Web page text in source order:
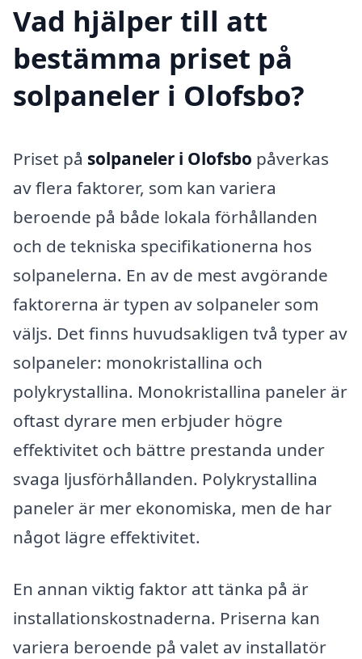
Vad hjälper till att
bestämma priset på
solpaneler i Olofsbo?
Priset på solpaneler i Olofsbo påverkas
av flera faktorer, som kan variera
beroende på både lokala förhållanden
och de tekniska specifikationerna hos
solpanelerna. En av de mest avgörande
faktorerna är typen av solpaneler som
väljs. Det finns huvudsakligen två typer av
solpaneler: monokristallina och
polykrystallina. Monokristallina paneler är
oftast dyrare men erbjuder högre
effektivitet och bättre prestanda under
svaga ljusförhållanden. Polykrystallina
paneler är mer ekonomiska, men de har
något lägre effektivitet.
En annan viktig faktor att tänka på är
installationskostnaderna. Priserna kan
variera beroende på valet av installatör